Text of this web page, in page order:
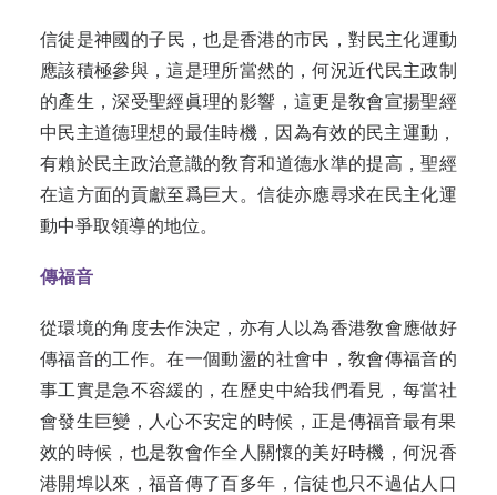
信徒是神國的子民，也是香港的市民，對民主化運動
應該積極參與，這是理所‍‍當然的，何況近代民主政制
的產生，深受‍聖經眞理的影響，這更是敎會宣揚聖經
中‍民主道德理想的最佳時機，因為有效的民‍主運動，
有賴於民主政治意識的敎育和道‍德水準的提高，聖經
在這方面的貢獻至爲‍巨大。信徒亦應尋求在民主化運
動中爭取‍領導的地位。‍
傳福音
從環境的角度去作決定，亦有人以為‍香港敎會應做好
傳福音的工作。在一個動‍盪的社會中，敎會傳福音的
事工實是急不‍容緩的，在歷史中給我們看見，每當社
會‍發生巨變，人心不安定的時候，正是傳福‍音最有果
效的時候，也是敎會作全人關懷‍的美好時機，何況香
港開埠以來，福音傳‍了百多年，信徒也只不過佔人口